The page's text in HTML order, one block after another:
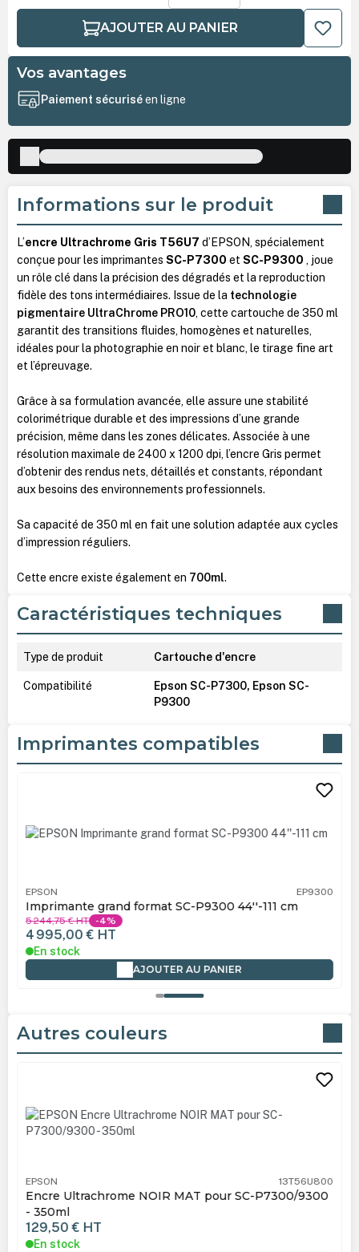
AJOUTER AU PANIER
Vos avantages
Paiement sécuriséen ligne
Informations sur le produit
L’encre Ultrachrome Gris T56U7 d’EPSON, spécialement
conçue pour les imprimantes SC-P7300 et SC-P9300 , joue
un rôle clé dans la précision des dégradés et la reproduction
fidèle des tons intermédiaires. Issue de la technologie
pigmentaire UltraChrome PRO10, cette cartouche de 350 ml
garantit des transitions fluides, homogènes et naturelles,
idéales pour la photographie en noir et blanc, le tirage fine art
et l’épreuvage.
Grâce à sa formulation avancée, elle assure une stabilité
colorimétrique durable et des impressions d’une grande
précision, même dans les zones délicates. Associée à une
résolution maximale de 2400 x 1200 dpi, l’encre Gris permet
d’obtenir des rendus nets, détaillés et constants, répondant
aux besoins des environnements professionnels.
Sa capacité de 350 ml en fait une solution adaptée aux cycles
d’impression réguliers.
Cette encre existe également en 700ml.
Caractéristiques techniques
Type de produit Cartouche d'encre
Compatibilité
Epson SC-P7300, Epson SC-
P9300
Imprimantes compatibles
EPSON EP9300
Imprimante grand format SC-P9300 44''-111 cm
5 244,75 €HT -4%
4 995,00 € HT
En stock
AJOUTER AU PANIER
Autres couleurs
EPSON 13T56U800
Encre Ultrachrome NOIR MAT pour SC-P7300/9300
- 350ml
129,50 € HT
En stock